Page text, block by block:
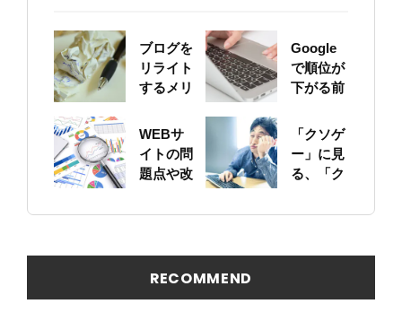
ブログを
リライト
するメリ
いて
Google
で順位が
下がる前
のサイト
をちゃん
と確認し
WEBサ
イトの問
題点や改
トの概要
見つける
方法
「クソゲ
ー」に見
る、「ク
ト」の原
RECOMMEND